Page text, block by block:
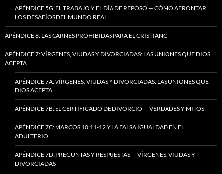
APÉNDICE 5G: EL TRABAJO Y EL DÍA DE REPOSO — CÓMO AFRONTAR
LOS DESAFÍOS DEL MUNDO REAL
APÉNDICE 6: LAS CARNES PROHIBIDAS PARA EL CRISTIANO
APÉNDICE 7: VÍRGENES, VIUDAS Y DIVORCIADAS: LAS UNIONES QUE DIOS
ACEPTA
APÉNDICE 7A: VÍRGENES, VIUDAS Y DIVORCIADAS: LAS UNIONES QUE
DIOS ACEPTA
APÉNDICE 7B: EL CERTIFICADO DE DIVORCIO — VERDADES Y MITOS
APÉNDICE 7C: MARCOS 10:11-12 Y LA FALSA IGUALDAD EN EL
ADULTERIO
APÉNDICE 7D: PREGUNTAS Y RESPUESTAS — VÍRGENES, VIUDAS Y
DIVORCIADAS